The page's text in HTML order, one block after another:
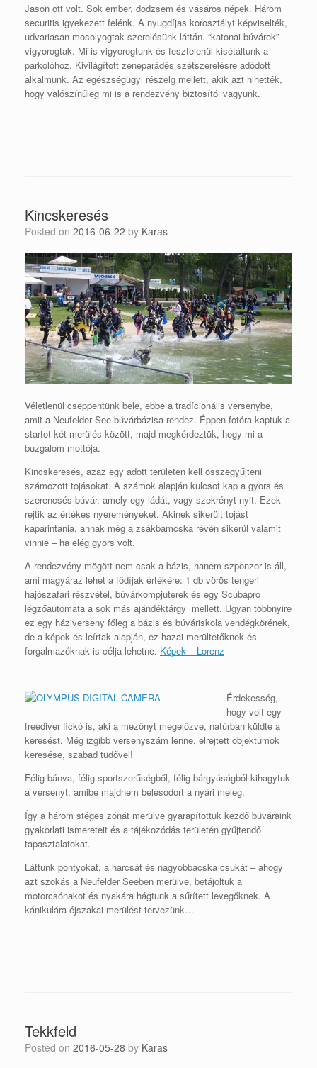
Jason ott volt. Sok ember, dodzsem és vásáros népek. Három
securitis igyekezett felénk. A nyugdíjas korosztályt képviselték,
udvariasan mosolyogtak szerelésünk láttán. “katonai búvárok”
vigyorogtak. Mi is vigyorogtunk és fesztelenül kisétáltunk a
parkolóhoz. Kivilágított zeneparádés szétszerelésre adódott
alkalmunk. Az egészségügyi részelg mellett, akik azt hihették,
hogy valószínűleg mi is a rendezvény biztosítói vagyunk.
Kincskeresés
Posted on 2016-06-22 by Karas
Véletlenül cseppentünk bele, ebbe a tradícionális versenybe,
amit a Neufelder See búvárbázisa rendez. Éppen fotóra kaptuk a
startot két merülés között, majd megkérdeztük, hogy mi a
buzgalom mottója.
Kincskeresés, azaz egy adott területen kell összegyűjteni
számozott tojásokat. A számok alapján kulcsot kap a gyors és
szerencsés búvár, amely egy ládát, vagy szekrényt nyit. Ezek
rejtik az értékes nyereményeket. Akinek sikerült tojást
kaparintania, annak még a zsákbamcska révén sikerül valamit
vinnie – ha elég gyors volt.
A rendezvény mögött nem csak a bázis, hanem szponzor is áll,
ami magyáraz lehet a fődíjak értékére: 1 db vörös tengeri
hajószafari részvétel, búvárkompjuterek és egy Scubapro
légzőautomata a sok más ajándéktárgy mellett. Ugyan többnyire
ez egy háziverseny főleg a bázis és búváriskola vendégkörének,
de a képek és leírtak alapján, ez hazai merültetőknek és
forgalmazóknak is célja lehetne. Képek – Lorenz
Érdekesség,
hogy volt egy
freediver fickó is, aki a mezőnyt megelőzve, natúrban küldte a
keresést. Még izgibb versenyszám lenne, elrejtett objektumok
keresése, szabad tüdővel!
Félig bánva, félig sportszerűségből, félig bárgyúságból kihagytuk
a versenyt, amibe majdnem belesodort a nyári meleg.
Így a három stéges zónát merülve gyarapítottuk kezdő búváraink
gyakorlati ismereteit és a tájékozódás területén gyűjtendő
tapasztalatokat.
Láttunk pontyokat, a harcsát és nagyobbacska csukát – ahogy
azt szokás a Neufelder Seeben merülve, betájoltuk a
motorcsónakot és nyakára hágtunk a sűrített levegőknek. A
kánikulára éjszakai merülést tervezünk…
Tekkfeld
Posted on 2016-05-28 by Karas